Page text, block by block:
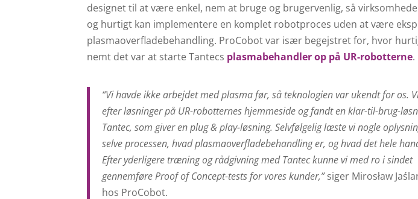
designet til at være enkel, nem at bruge og brugervenlig, så
og hurtigt kan implementere en komplet robotproces uden at være
plasmaoverfladebehandling. ProCobot var især begejstret for, hvor
nemt det var at starte Tantecs plasmabehandler op på UR-robotterne.
“Vi havde ikke arbejdet med plasma før, så teknologien var ukendt for os.
efter løsninger på UR-robotternes hjemmeside og fandt en klar-til-brug-
Tantec, som giver en plug & play-løsning. Selvfølgelig læste vi nogle
selve processen, hvad plasmaoverfladebehandling er, og hvad det hele
Efter yderligere træning og rådgivning med Tantec kunne vi med ro i sindet
gennemføre Proof of Concept-tests for vores kunder,”siger Mirosław
hos ProCobot.